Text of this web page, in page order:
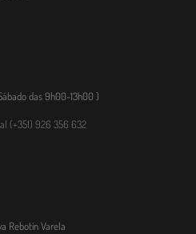
das 9h00-13h00 )
(+351) 926 356 632
Rebotin Varela